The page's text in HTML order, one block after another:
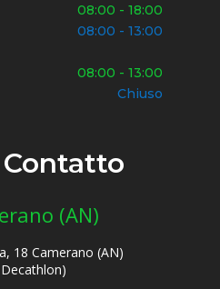
08:00 - 18:00
08:00 - 13:00
08:00 - 13:00
Chiuso
(AN)
18 Camerano (AN)